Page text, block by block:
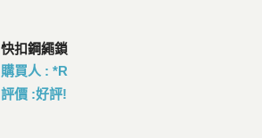
快扣鋼繩鎖
購買人 : *R
評價 :好評!